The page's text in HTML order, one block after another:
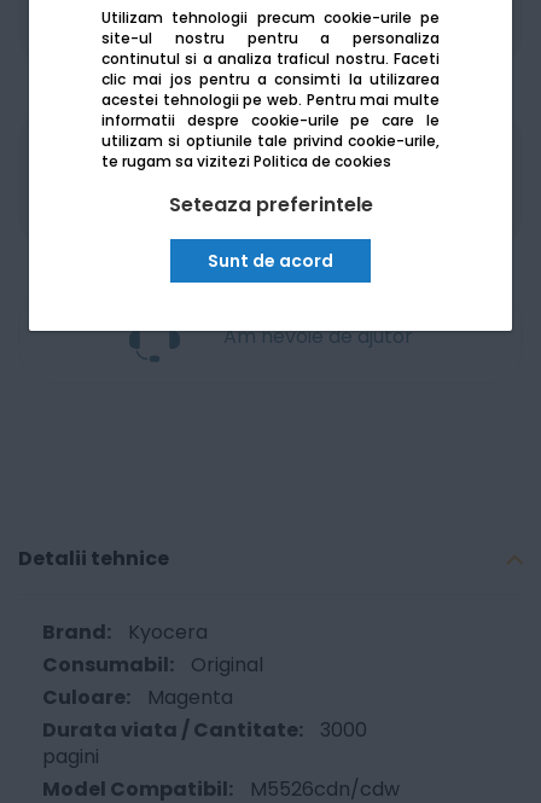
Utilizam tehnologii precum cookie-urile pe
site-ul nostru pentru a personaliza
continutul si a analiza traficul nostru. Faceti
clic mai jos pentru a consimti la utilizarea
acestei tehnologii pe web. Pentru mai multe
informatii despre cookie-urile pe care le
utilizam si optiunile tale privind cookie-urile,
te rugam sa viziteziPolitica de cookies
Seteaza preferintele
Sunt de acord
De la: 210.94Lei / lună Vezi detalii
Produsele sunt disponibile pe platforma de
Am nevoie de ajutor
Detalii tehnice
Kyocera
Original
Magenta
3000
pagini
M5526cdn/cdw